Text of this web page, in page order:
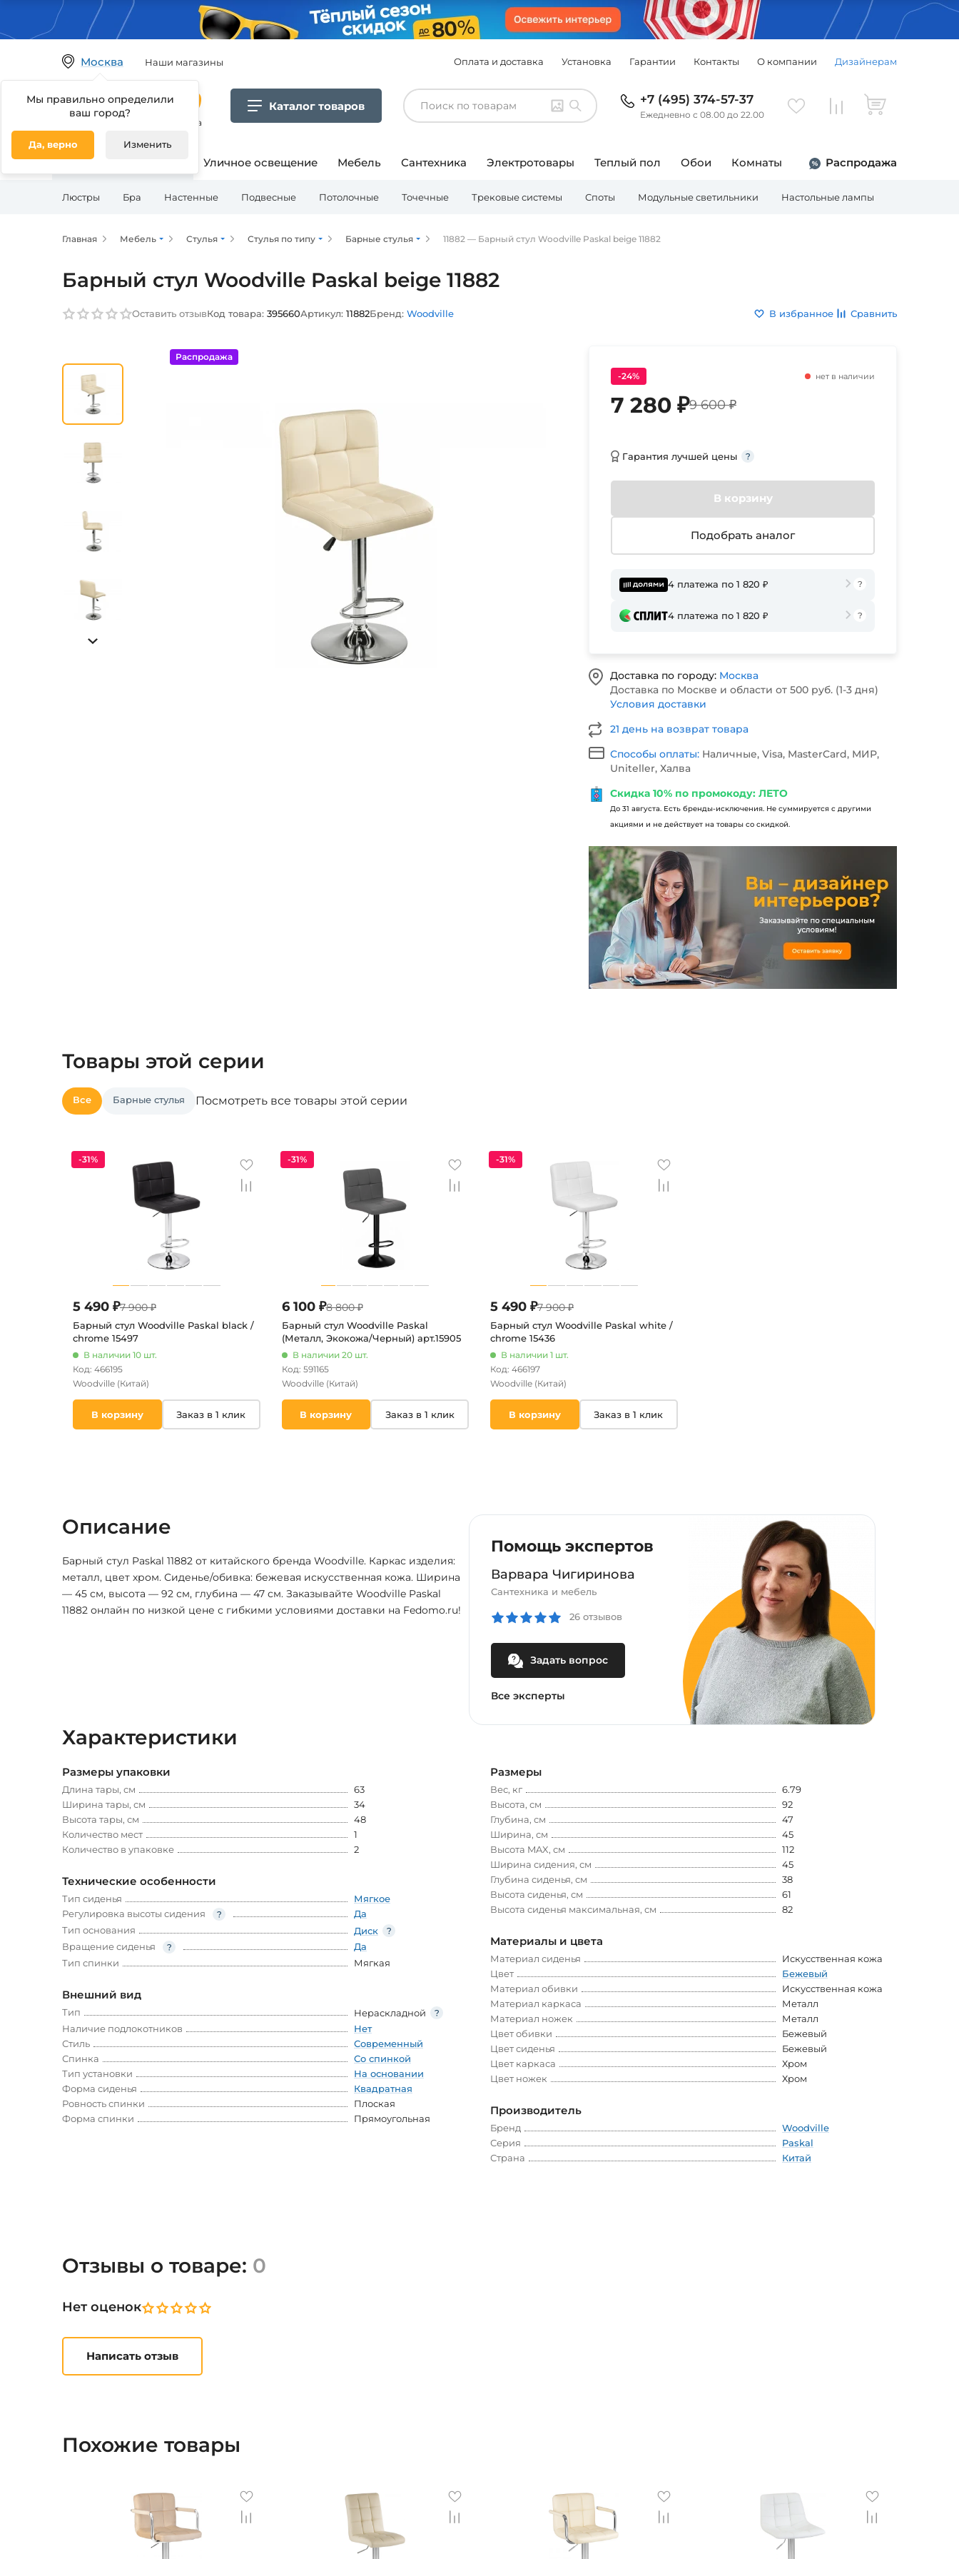
Москва
Мы правильно определили
ваш город?
Да, верно Изменить
Наши магазины Оплата и доставка Установка Гарантии Контакты О компании Дизайнерам
Гипермаркет товаров для дома
Каталог товаров +7 (495) 374-57-37
Ежедневно с 08.00 до 22.00
Освещение для дома Уличное освещение Мебель Сантехника Электротовары Теплый пол Обои Комнаты Распродажа
Люстры Бра Настенные Подвесные Потолочные Точечные Трековые системы Споты Модульные светильники Настольные лампы
Главная Мебель Стулья Стулья по типу Барные стулья 11882 — Барный стул Woodville Paskal beige 11882
Барный стул Woodville Paskal beige 11882
Оставить отзывКод товара: 395660Артикул: 11882Бренд: Woodville В избранное Сравнить
нет в наличии
-24%
7 280 ₽9 600 ₽
Гарантия лучшей цены
В корзину
Подобрать аналог
4 платежа по 1 820 ₽
4 платежа по 1 820 ₽
Доставка по городу: Москва
Доставка по Москве и области от 500 руб. (1-3 дня)
Условия доставки
21 день на возврат товара
Способы оплаты: Наличные, Visa, MasterCard, МИР,
Uniteller, Халва
Скидка 10% по промокоду: ЛЕТО
До 31 августа. Есть бренды-исключения. Не суммируется с другими
акциями и не действует на товары со скидкой.
Товары этой серии
Все Барные стулья Посмотреть все товары этой серии
5 490 ₽7 900 ₽
-31%
Барный стул Woodville Paskal black /
chrome 15497
В наличии 10 шт.
Код: 466195
Woodville (Китай)
В корзину Заказ в 1 клик
6 100 ₽8 800 ₽
-31%
Барный стул Woodville Paskal
(Металл, Экокожа/Черный) арт.15905
В наличии 20 шт.
Код: 591165
Woodville (Китай)
В корзину Заказ в 1 клик
5 490 ₽7 900 ₽
-31%
Барный стул Woodville Paskal white /
chrome 15436
В наличии 1 шт.
Код: 466197
Woodville (Китай)
В корзину Заказ в 1 клик
Описание
Барный стул Paskal 11882 от китайского бренда Woodville. Каркас изделия:
металл, цвет хром. Сиденье/обивка: бежевая искусственная кожа. Ширина
— 45 см, высота — 92 см, глубина — 47 см. Заказывайте Woodville Paskal
11882 онлайн по низкой цене с гибкими условиями доставки на Fedomo.ru!
Помощь экспертов
Варвара Чигиринова
Сантехника и мебель
26 отзывов
Задать вопрос
Все эксперты
Характеристики
Размеры упаковки
Длина тары, см
63
Ширина тары, см
34
Высота тары, см
48
Количество мест
1
Количество в упаковке
2
Технические особенности
Тип сиденья
Мягкое
Регулировка высоты сидения
Да
Тип основания
Диск
Вращение сиденья
Да
Тип спинки
Мягкая
Внешний вид
Тип
Нераскладной
Наличие подлокотников
Нет
Стиль
Современный
Спинка
Со спинкой
Тип установки
На основании
Форма сиденья
Квадратная
Ровность спинки
Плоская
Форма спинки
Прямоугольная
Размеры
Вес, кг
6.79
Высота, см
92
Глубина, см
47
Ширина, см
45
Высота MAX, см
112
Ширина сидения, см
45
Глубина сиденья, см
38
Высота сиденья, см
61
Высота сиденья максимальная, см
82
Материалы и цвета
Материал сиденья
Искусственная кожа
Цвет
Бежевый
Материал обивки
Искусственная кожа
Материал каркаса
Металл
Материал ножек
Металл
Цвет обивки
Бежевый
Цвет сиденья
Бежевый
Цвет каркаса
Хром
Цвет ножек
Хром
Производитель
Бренд
Woodville
Серия
Paskal
Страна
Китай
Отзывы о товаре: 0
Нет оценок
Написать отзыв
Похожие товары